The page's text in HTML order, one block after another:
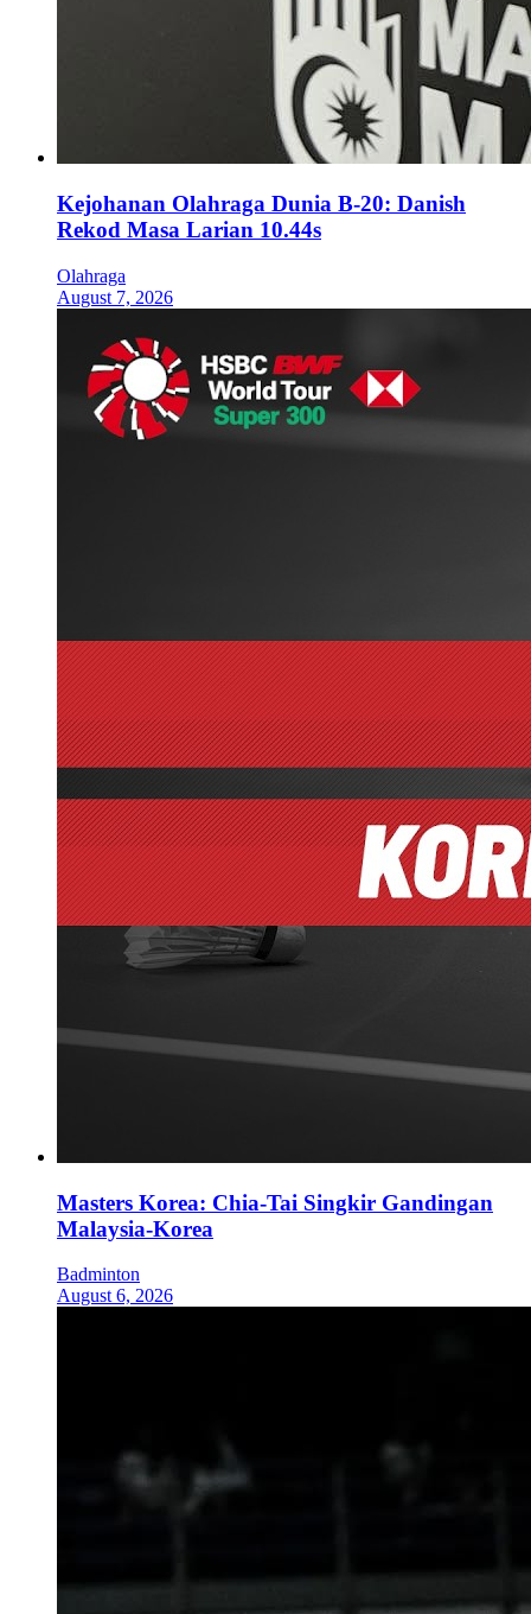
Kejohanan Olahraga Dunia B-20: Danish
Rekod Masa Larian 10.44s
Olahraga
August 7, 2026
Masters Korea: Chia-Tai Singkir Gandingan
Malaysia-Korea
Badminton
August 6, 2026